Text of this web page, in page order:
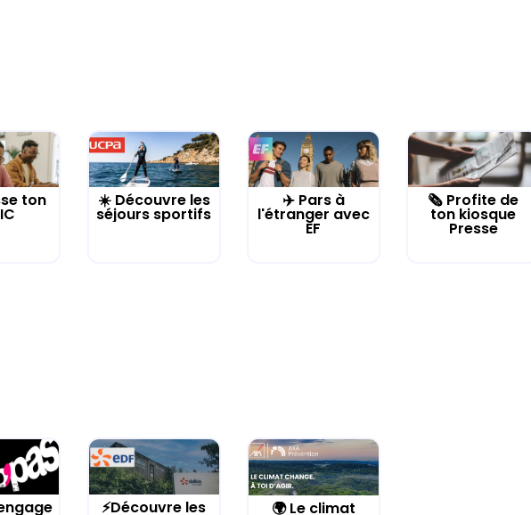
ton ☀️ Découvre les
séjours sportifs
✈️ Pars à
l'étranger avec
EF
🗞️ Profite de
ton kiosque
Presse
⚡Découvre les 🌍 Le climat